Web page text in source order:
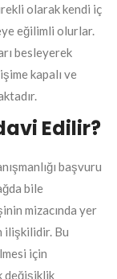
olarak kendi iç
eğilimli olurlar.
besleyerek
kapalı ve
Edilir?
başvuru
bile
mizacında yer
ilişkilidir. Bu
için
değişiklik